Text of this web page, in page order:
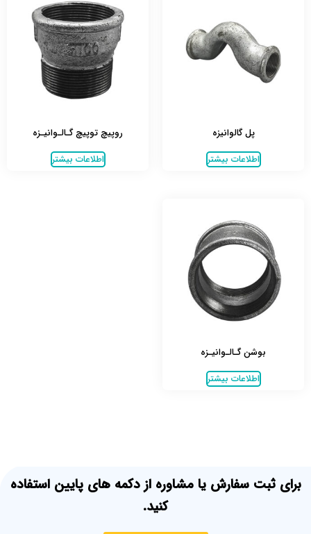
پل گالوانیزه
اطلاعات بیشتر
روپیچ توپیچ گـالـوانیـزه
اطلاعات بیشتر
بوشن گـالـوانیـزه
اطلاعات بیشتر
برای ثبت سفارش یا مشاوره از دکمه های پایین استفاده
کنید.